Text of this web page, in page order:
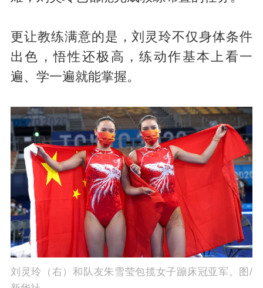
更让教练满意的是，刘灵玲不仅身体条件
出色，悟性还极高，练动作基本上看一
遍、学一遍就能掌握。
刘灵玲（右）和队友朱雪莹包揽女子蹦床冠亚军。图/